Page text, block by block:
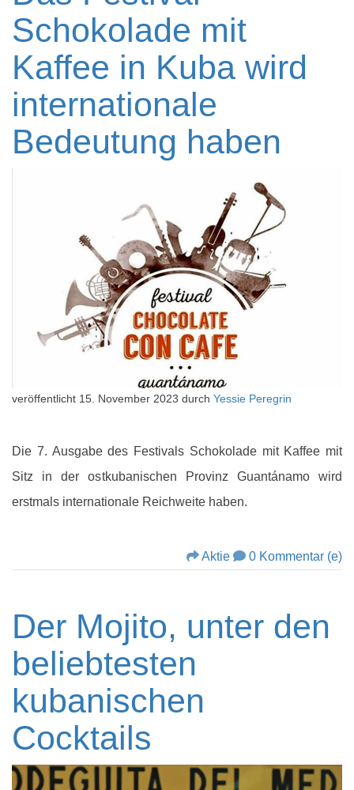
Schokolade mit
Kaffee in Kuba wird
internationale
Bedeutung haben
veröffentlicht 15. November 2023 durch Yessie Peregrin
Die 7. Ausgabe des Festivals Schokolade mit Kaffee mit
Sitz in der ostkubanischen Provinz Guantánamo wird
erstmals internationale Reichweite haben.
Aktie 0 Kommentar (e)
Der Mojito, unter den
beliebtesten
kubanischen
Cocktails